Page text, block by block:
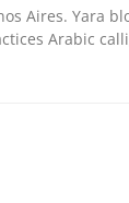
Aires. Yara
Arabic